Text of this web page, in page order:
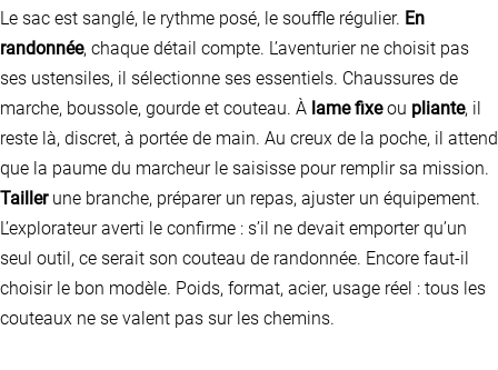
Le sac est sanglé, le rythme posé, le souffle régulier. En
randonnée, chaque détail compte. L’aventurier ne choisit pas
ses ustensiles, il sélectionne ses essentiels. Chaussures de
marche, boussole, gourde et couteau. À lame fixeou pliante, il
reste là, discret, à portée de main. Au creux de la poche, il attend
que la paume du marcheur le saisisse pour remplir sa mission.
Taillerune branche, préparer un repas, ajuster un équipement.
L’explorateur averti le confirme : s’il ne devait emporter qu’un
seul outil, ce serait son couteau de randonnée. Encore faut-il
choisir le bon modèle. Poids, format, acier, usage réel : tous les
couteaux ne se valent pas sur les chemins.